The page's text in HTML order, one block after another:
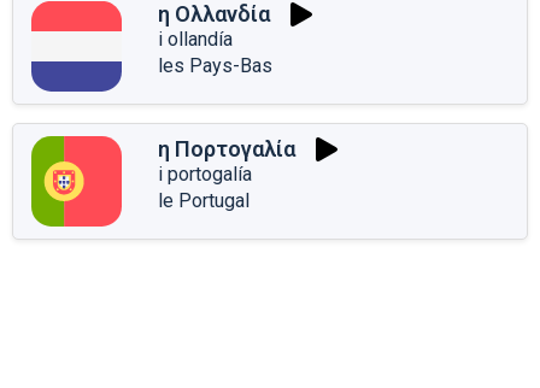
η Ολλανδία
i ollandía
les Pays-Bas
η Πορτογαλία
i portogalía
le Portugal